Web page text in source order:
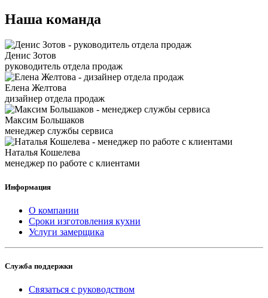
Наша команда
Денис Зотов
руководитель отдела продаж
Елена Желтова
дизайнер отдела продаж
Максим Большаков
менеджер службы сервиса
Наталья Кошелева
менеджер по работе с клиентами
Информация
О компании
Сроки изготовления кухни
Услуги замерщика
Служба поддержки
Связаться с руководством